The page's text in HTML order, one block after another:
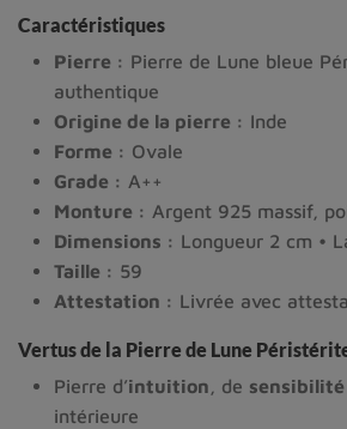
Caractéristiques
Pierre : Pierre de Lune bleue
authentique
Origine de la pierre : Inde
Forme : Ovale
Grade : A++
Monture : Argent 925 massif,
Dimensions : Longueur 2 cm •
Taille : 59
Attestation : Livrée avec
Vertus de la Pierre de Lune
Pierre d’intuition , de sensibilité
intérieure